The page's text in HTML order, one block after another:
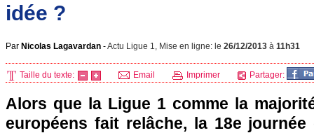
idée ?
Par Nicolas Lagavardan -Actu Ligue 1, Mise en ligne: le 26/12/2013 à 11h31
Taille du texte: Email Imprimer Partager:
Alors que la Ligue 1 comme la
européens fait relâche, la 18e journée